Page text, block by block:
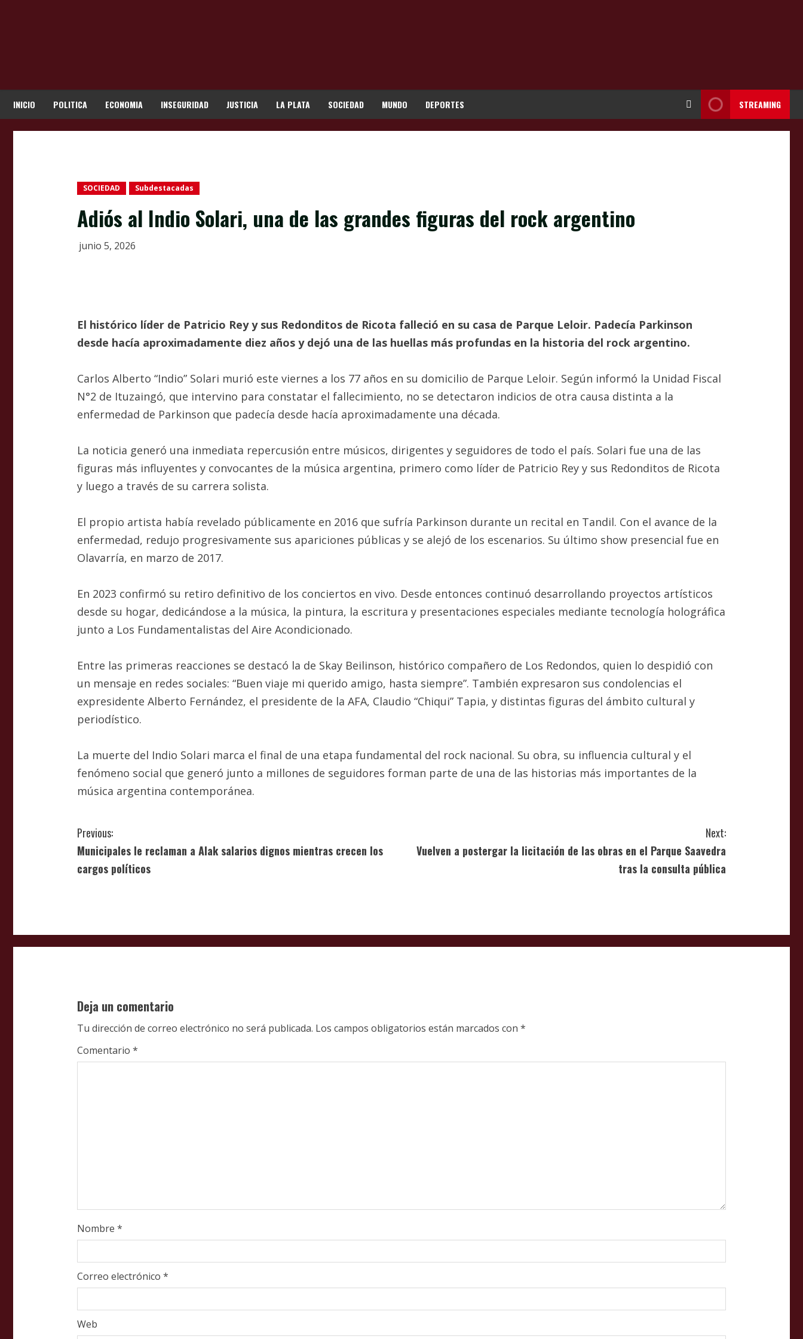
INICIO POLITICA ECONOMIA INSEGURIDAD JUSTICIA LA PLATA SOCIEDAD MUNDO DEPORTES STREAMING
SOCIEDAD Subdestacadas
Adiós al Indio Solari, una de las grandes figuras del rock argentino
junio 5, 2026
El histórico líder de Patricio Rey y sus Redonditos de Ricota falleció en su casa de Parque Leloir. Padecía Parkinson
desde hacía aproximadamente diez años y dejó una de las huellas más profundas en la historia del rock argentino.
Carlos Alberto “Indio” Solari murió este viernes a los 77 años en su domicilio de Parque Leloir. Según informó la Unidad Fiscal
N°2 de Ituzaingó, que intervino para constatar el fallecimiento, no se detectaron indicios de otra causa distinta a la
enfermedad de Parkinson que padecía desde hacía aproximadamente una década.
La noticia generó una inmediata repercusión entre músicos, dirigentes y seguidores de todo el país. Solari fue una de las
figuras más influyentes y convocantes de la música argentina, primero como líder de Patricio Rey y sus Redonditos de Ricota
y luego a través de su carrera solista.
El propio artista había revelado públicamente en 2016 que sufría Parkinson durante un recital en Tandil. Con el avance de la
enfermedad, redujo progresivamente sus apariciones públicas y se alejó de los escenarios. Su último show presencial fue en
Olavarría, en marzo de 2017.
En 2023 confirmó su retiro definitivo de los conciertos en vivo. Desde entonces continuó desarrollando proyectos artísticos
desde su hogar, dedicándose a la música, la pintura, la escritura y presentaciones especiales mediante tecnología holográfica
junto a Los Fundamentalistas del Aire Acondicionado.
Entre las primeras reacciones se destacó la de Skay Beilinson, histórico compañero de Los Redondos, quien lo despidió con
un mensaje en redes sociales: “Buen viaje mi querido amigo, hasta siempre”. También expresaron sus condolencias el
expresidente Alberto Fernández, el presidente de la AFA, Claudio “Chiqui” Tapia, y distintas figuras del ámbito cultural y
periodístico.
La muerte del Indio Solari marca el final de una etapa fundamental del rock nacional. Su obra, su influencia cultural y el
fenómeno social que generó junto a millones de seguidores forman parte de una de las historias más importantes de la
música argentina contemporánea.
C
o
i
e
R
e
Previous:
Municipales le reclaman a Alak salarios dignos mientras crecen los
cargos políticos
Next:
Vuelven a postergar la licitación de las obras en el Parque Saavedra
tras la consulta pública
Deja un comentario
Tu dirección de correo electrónico no será publicada. Los campos obligatorios están marcados con *
Comentario *
Nombre *
Correo electrónico *
Web